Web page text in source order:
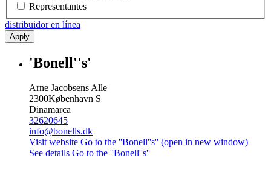
Representantes
distribuidor en línea
Apply
'Bonell''s'
Arne Jacobsens Alle
2300København S
Dinamarca
32620645
info@bonells.dk
Visit website Go to the ''Bonell''s'' (open in new window)
See details Go to the ''Bonell''s''